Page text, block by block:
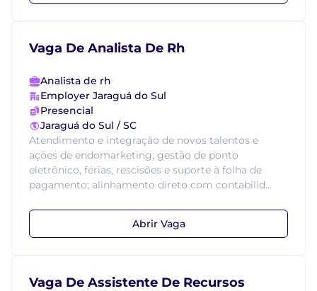
Vaga De Analista De Rh
Analista de rh
Employer Jaraguá do Sul
Presencial
Jaraguá do Sul / SC
Atendimento e integração de novos talentos e
ações de endomarketing; gestão de ponto
eletrônico, férias, rescisões e suporte à folha de
pagamento; alinhamento direto com contabilid...
Abrir Vaga
Vaga De Assistente De Recursos